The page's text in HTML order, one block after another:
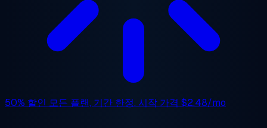
50% 할인 모든 플랜, 기간 한정. 시작 가격 $2.48/mo